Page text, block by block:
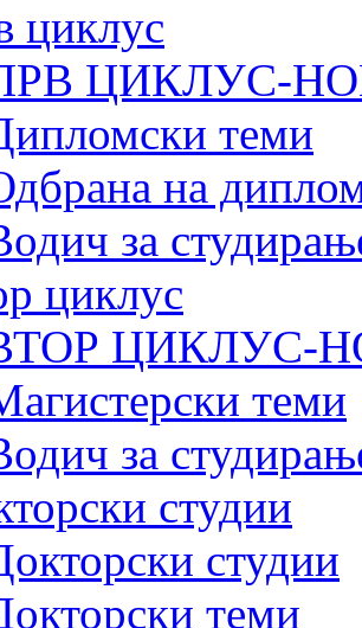
циклус
ЦИКЛУС-
теми
на
за
циклус
ЦИКЛУС-
теми
за
студии
студии
теми